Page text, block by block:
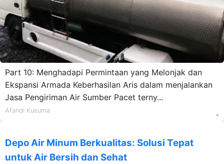
Part 10: Menghadapi Permintaan yang Melonjak dan
Ekspansi Armada Keberhasilan Aris dalam menjalankan
Jasa Pengiriman Air Sumber Pacet terny...
Afandi Kusuma
-
Depo Air Minum Berkualitas: Solusi Tepat
untuk Air Bersih dan Sehat